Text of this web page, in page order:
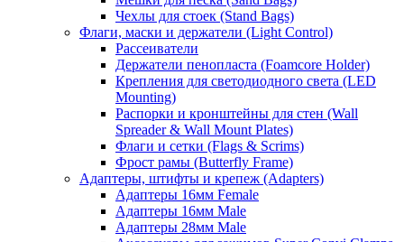
Чехлы для стоек (Stand Bags)
Флаги, маски и держатели (Light Control)
Рассеиватели
Держатели пенопласта (Foamcore Holder)
Крепления для светодиодного света (LED
Mounting)
Распорки и кронштейны для стен (Wall
Spreader & Wall Mount Plates)
Флаги и сетки (Flags & Scrims)
Фрост рамы (Butterfly Frame)
Адаптеры, штифты и крепеж (Adapters)
Адаптеры 16мм Female
Адаптеры 16мм Male
Адаптеры 28мм Male